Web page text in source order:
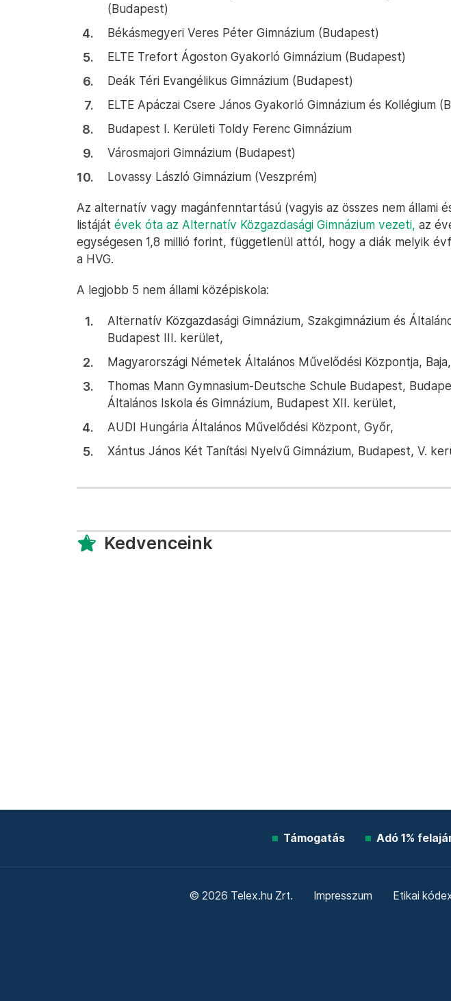
(Budapest)
Békásmegyeri Veres Péter Gimnázium (Budapest)
ELTE Trefort Ágoston Gyakorló Gimnázium (Budapest)
Deák Téri Evangélikus Gimnázium (Budapest)
ELTE Apáczai Csere János Gyakorló Gimnázium és Kollégium
Budapest I. Kerületi Toldy Ferenc Gimnázium
Városmajori Gimnázium (Budapest)
Lovassy László Gimnázium (Veszprém)
Az alternatív vagy magánfenntartású (vagyis az összes nem állami
listáját évek óta az Alternatív Közgazdasági Gimnázium vezeti, az
egységesen 1,8 millió forint, függetlenül attól, hogy a diák melyik
a HVG.
A legjobb 5 nem állami középiskola:
Alternatív Közgazdasági Gimnázium, Szakgimnázium és
Budapest III. kerület,
Magyarországi Németek Általános Művelődési Központja, Baja,
Thomas Mann Gymnasium-Deutsche Schule Budapest,
Általános Iskola és Gimnázium, Budapest XII. kerület,
AUDI Hungária Általános Művelődési Központ, Győr,
Xántus János Két Tanítási Nyelvű Gimnázium, Budapest, V.
Kedvenceink
Támogatás Adó 1%
© 2026 Telex.hu Zrt. Impresszum Etikai